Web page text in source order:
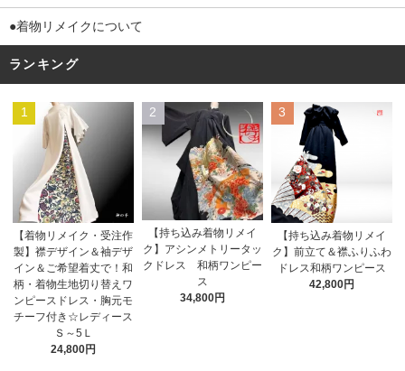
●着物リメイクについて
ランキング
1
【着物リメイク・受注作
製】襟デザイン＆袖デザ
イン＆ご希望着丈で！和
柄・着物生地切り替えワ
ンピースドレス・胸元モ
チーフ付き☆レディース
Ｓ～5Ｌ
24,800円
2
【持ち込み着物リメイ
ク】アシンメトリータッ
クドレス 和柄ワンピー
ス
34,800円
3
【持ち込み着物リメイ
ク】前立て＆襟ふりふわ
ドレス和柄ワンピース
42,800円